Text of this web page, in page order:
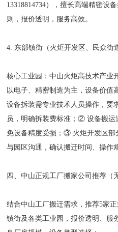
13318814734），擅长高端精密设
则，报价透明，服务高效。
4. 东部镇街（火炬开发区、民众街
核心工业园：中山火炬高技术产业
以电子、精密制造为主，设备价
设备拆装需专业技术人员操作，要
员，明确拆装费标准；② 设备搬
免设备精度受损；③ 火炬开发区部
与园区沟通，确认搬迁时间、操作
四、中山正规工厂搬家公司推荐（
结合中山工厂搬迁需求，推荐5家
镇街及各类工业园，报价透明、服